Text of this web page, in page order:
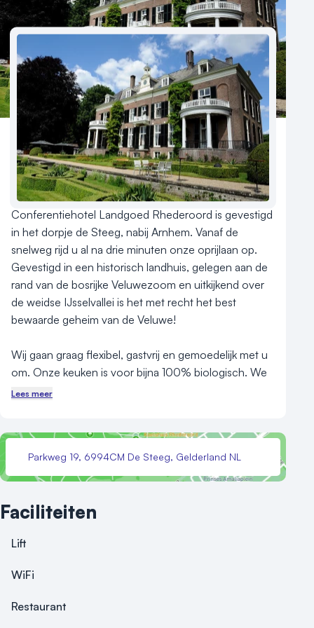
Reviews (5⭐️)
Contact
Aantal hotelkamers
22
Hotelclassificatie
Conferentiehotel Landgoed Rhederoord is gevestigd
in het dorpje de Steeg, nabij Arnhem. Vanaf de
snelweg rijd u al na drie minuten onze oprijlaan op.
Gevestigd in een historisch landhuis, gelegen aan de
rand van de bosrijke Veluwezoom en uitkijkend over
de weidse IJsselvallei is het met recht het best
bewaarde geheim van de Veluwe!
Wij gaan graag flexibel, gastvrij en gemoedelijk met u
om. Onze keuken is voor bijna 100% biologisch. We
werken vrijwel uitsluitend met zuivere, smaakvolle
De ruimtes van het historische landhuis bieden vele
mogelijkheden voor memorabele bijeenkomsten. Een
met één van onze fraaie andere zalen (30-55
gehele pand verblijven, reden temeer om aan
exclusieve meeting of personeelsfeest!
Lees meer
Parkweg 19, 6994CM De Steeg, Gelderland NL
Faciliteiten
Lift
WiFi
Restaurant